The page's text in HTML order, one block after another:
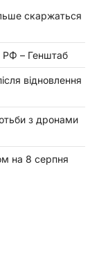
скаржаться
РФ – Генштаб
відновлення
з дронами
на 8 серпня